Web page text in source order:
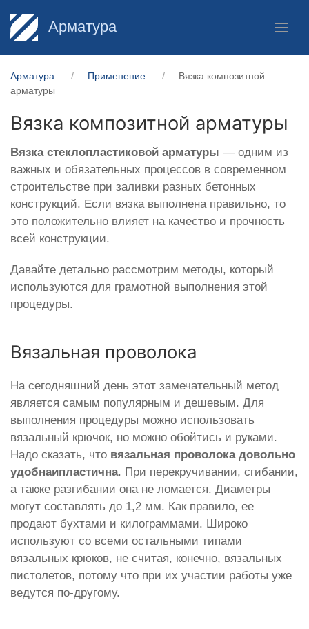
Арматура
Арматура Применение
Вязка композитной
арматуры
Вязка композитной арматуры
Вязка стеклопластиковой арматуры — одним из
важных и обязательных процессов в современном
строительстве при заливки разных бетонных
конструкций. Если вязка выполнена правильно, то
это положительно влияет на качество и прочность
всей конструкции.
Давайте детально рассмотрим методы, который
используются для грамотной выполнения этой
процедуры.
Вязальная проволока
На сегодняшний день этот замечательный метод
является самым популярным и дешевым. Для
выполнения процедуры можно использовать
вязальный крючок, но можно обойтись и руками.
Надо сказать, что вязальная проволока довольно
удобнаипластична. При перекручивании, сгибании,
а также разгибании она не ломается. Диаметры
могут составлять до 1,2 мм. Как правило, ее
продают бухтами и килограммами. Широко
используют со всеми остальными типами
вязальных крюков, не считая, конечно, вязальных
пистолетов, потому что при их участии работы уже
ведутся по-другому.